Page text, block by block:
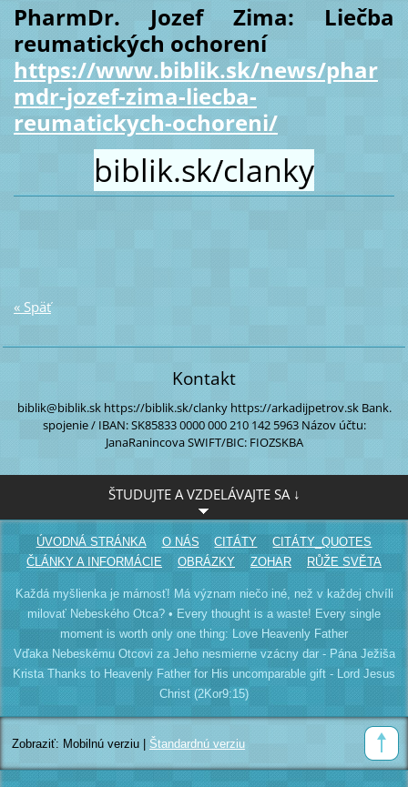
PharmDr. Jozef Zima: Liečba
reumatických ochorení
https://www.biblik.sk/news/phar
mdr-jozef-zima-liecba-
reumatickych-ochoreni/
biblik.sk/clanky
« Späť
Kontakt
biblik@biblik.skhttps://biblik.sk/clankyhttps://arkadijpetrov.skBank.
spojenie / IBAN:SK85833 0000000 210 142 5963Názov účtu:
JanaRanincovaSWIFT/BIC: FIOZSKBA
ŠTUDUJTE A VZDELÁVAJTE SA ↓
ÚVODNÁ STRÁNKA O NÁS CITÁTY
CITÁTY_QUOTES
ČLÁNKY A INFORMÁCIE
OBRÁZKY ZOHAR RŮŽE SVĚTA
Každá myšlienka je márnosť! Má význam niečo iné, než v každej chvíli
milovať Nebeského Otca? • Every thought is a waste! Every single
moment is worth only one thing: Love Heavenly Father
Vďaka Nebeskému Otcovi za Jeho nesmierne vzácny dar - Pána Ježiša
Krista Thanks to Heavenly Father for His uncomparable gift - Lord Jesus
Christ (2Kor9:15)
Zobraziť: Mobilnú verziu| Štandardnú verziu